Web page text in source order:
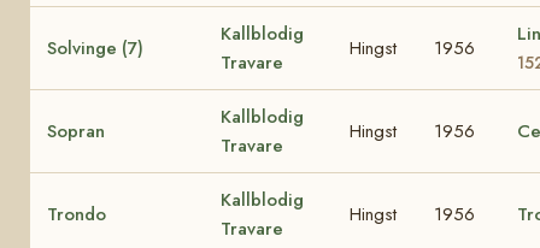
Solvinge (7)
Kallblodig
Travare
Hingst 1956
Sopran
Kallblodig
Travare
Hingst 1956
Trondo
Kallblodig
Travare
Hingst 1956